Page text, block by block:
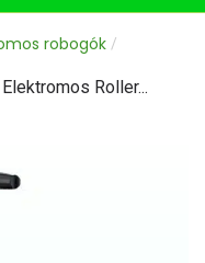
robogók /
Roller...